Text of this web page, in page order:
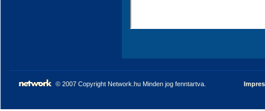
© 2007 Copyright Network.hu Minden jog fenntartva.